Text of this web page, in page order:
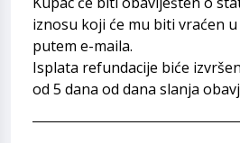
iznosu koji će mu biti vraćen
putem e-maila.
Isplata refundacije biće
od 5 dana od dana slanja